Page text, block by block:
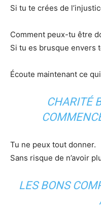
Si tu te crées de
Comment peux-tu être
Si tu es brusque envers
Écoute maintenant ce
CHARITÉ
Tu ne peux tout donner.
Sans risque de n’avoir
LES BONS